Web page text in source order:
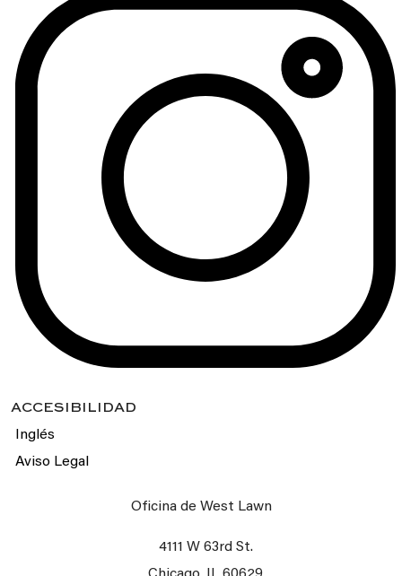
ACCESIBILIDAD
Inglés
Aviso Legal
Oficina de West Lawn
4111 W 63rd St.